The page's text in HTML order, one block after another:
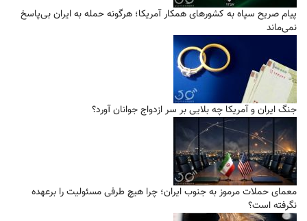
پیام صریح سپاه به کشورهای همکار آمریکا؛ هرگونه حمله به ایران بی‌پاسخ
نمی‌ماند
جنگ ایران و آمریکا چه بلایی بر سر ازدواج جوانان آورد؟
معمای حملات مرموز به جنوب ایران؛ چرا هیچ طرفی مسئولیت را برعهده
نگرفته است؟